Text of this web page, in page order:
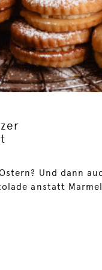
Und dann
anstatt